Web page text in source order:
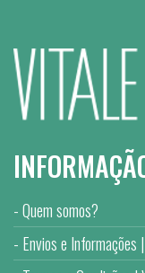
Quem somos?
Envios e Informações